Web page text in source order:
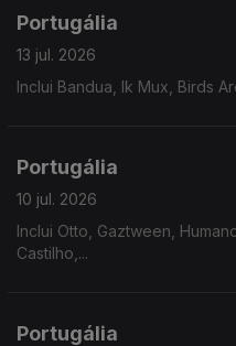
Portugália
13 jul. 2026
Inclui Bandua, Ik Mux, Birds
Portugália
10 jul. 2026
Inclui Otto, Gaztween,
Castilho,...
Portugália